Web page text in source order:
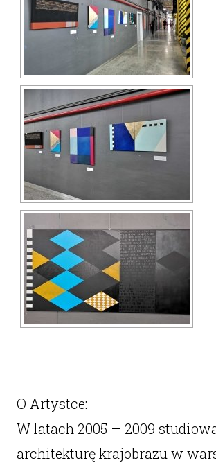
O Artystce:
W latach 2005 – 2009
architekturę krajobrazu w